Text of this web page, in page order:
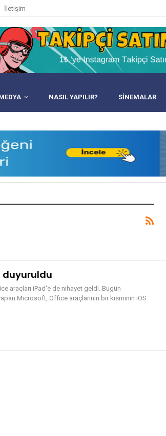
İletişim
NASIL YAPILIR? SINEMALAR
duyuruldu
araçları iPad'e de nihayet geldi. Bugün
Microsoft, Office araçlarının bir kısmının iOS